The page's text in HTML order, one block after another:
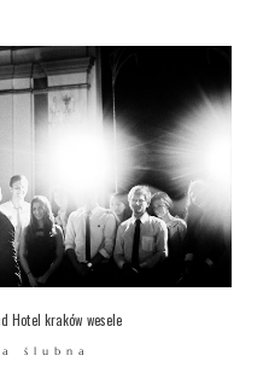
Hotel kraków wesele
ślubna
OSTROWSKI